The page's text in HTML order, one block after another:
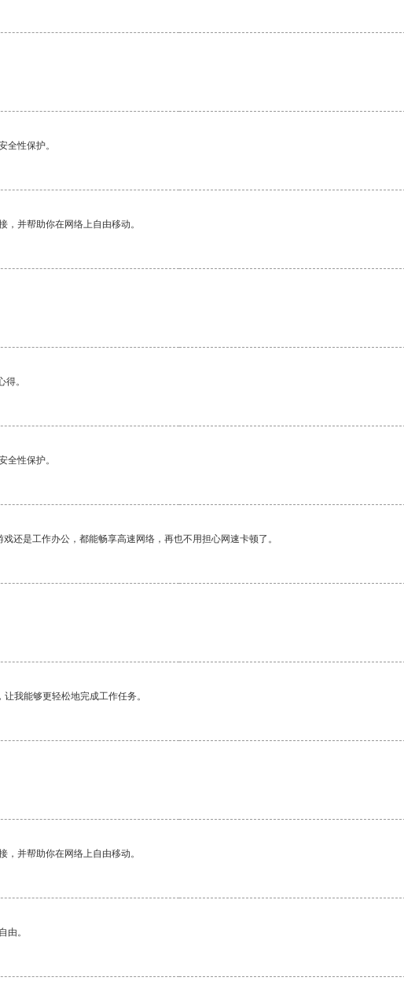
全性保护。
并帮助你在网络上自由移动。
。
全性保护。
还是工作办公，都能畅享高速网络，再也不用担心网速卡顿了。
我能够更轻松地完成工作任务。
并帮助你在网络上自由移动。
由。